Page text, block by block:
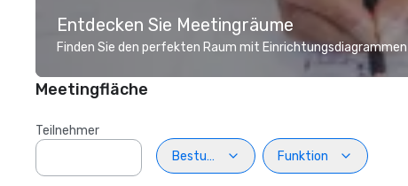
Entdecken Sie Meetingräume
Finden Sie den perfekten Raum mit
Meetingfläche
Teilnehmer
Bestuhlung
Funktion